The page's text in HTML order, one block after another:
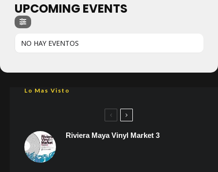
UPCOMING EVENTS
NO HAY EVENTOS
Lo Mas Visto
Riviera Maya Vinyl Market 3